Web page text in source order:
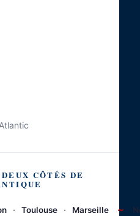
CÔTÉS DE
· Toulouse · Marseille ~